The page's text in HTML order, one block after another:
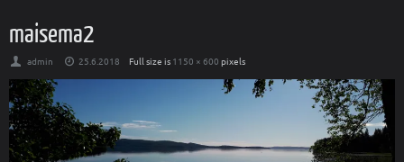
maisema2
admin 25.6.2018 Full size is 1150 × 600 pixels